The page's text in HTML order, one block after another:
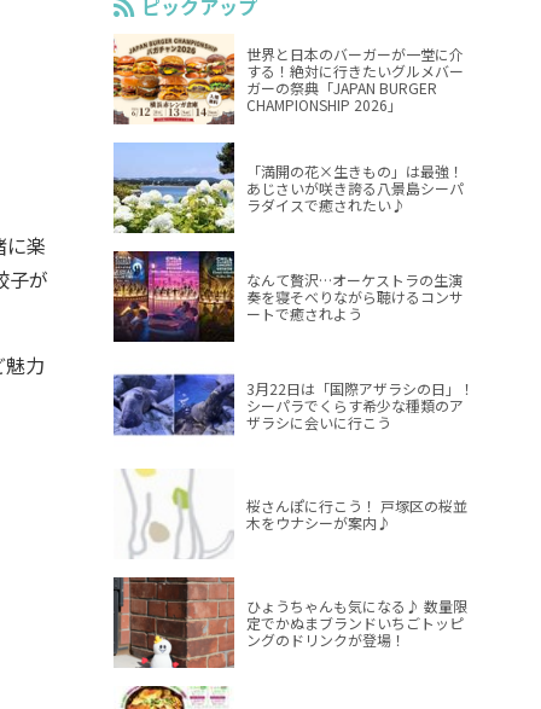
楽
子が
力
ピックアップ
世界と日本のバーガーが一堂に介
する！絶対に行きたいグルメバー
ガーの祭典「JAPAN BURGER
CHAMPIONSHIP 2026」
「満開の花×生きもの」は最強！
あじさいが咲き誇る八景島シーパ
ラダイスで癒されたい♪
なんて贅沢…オーケストラの生演
奏を寝そべりながら聴けるコンサ
ートで癒されよう
3月22日は「国際アザラシの日」！
シーパラでくらす希少な種類のア
ザラシに会いに行こう
桜さんぽに行こう！ 戸塚区の桜並
木をウナシーが案内♪
ひょうちゃんも気になる♪ 数量限
定でかぬまブランドいちごトッピ
ングのドリンクが登場！